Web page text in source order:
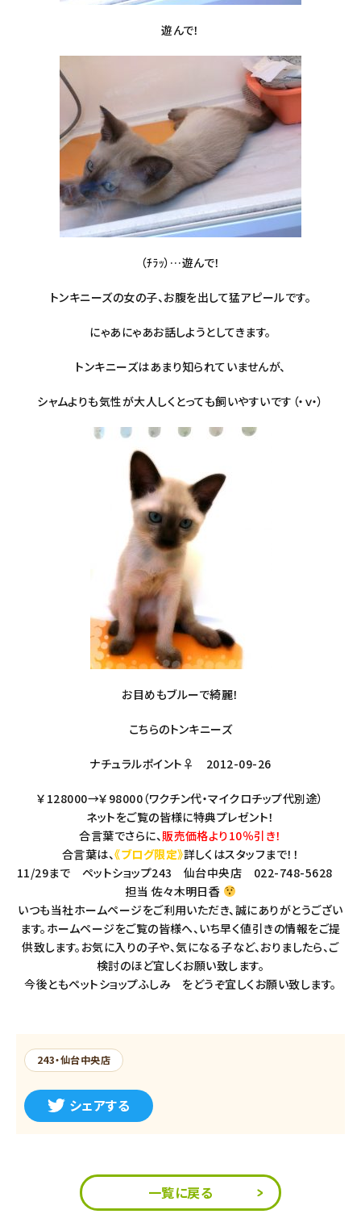
遊んで！
（ﾁﾗｯ）…遊んで！
トンキニーズの女の子、お腹を出して猛アピールです。
にゃあにゃあお話しようとしてきます。
トンキニーズはあまり知られていませんが、
シャムよりも気性が大人しくとっても飼いやすいです（・ｖ・）
お目めもブルーで綺麗！
こちらのトンキニーズ
ナチュラルポイント♀ 2012-09-26
￥128000→￥98000（ワクチン代・マイクロチップ代別途）
ネットをご覧の皆様に特典プレゼント！
合言葉でさらに、販売価格より10％引き！
合言葉は、《ブログ限定》詳しくはスタッフまで！！
11/29まで ペットショップ243 仙台中央店 022-748-5628
担当 佐々木明日香
いつも当社ホームページをご利用いただき、誠にありがとうござい
ます。ホームページをご覧の皆様へ、いち早く値引きの情報をご提
供致します。お気に入りの子や、気になる子など、おりましたら、ご
検討のほど宜しくお願い致します。
今後ともペットショップふしみ をどうぞ宜しくお願い致します。
243・仙台中央店
シェアする
一覧に戻る